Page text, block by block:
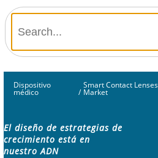
Dispositivo
médico /
Smart Contact Lenses
Market
El diseño de estrategias de
crecimiento está en
nuestro ADN